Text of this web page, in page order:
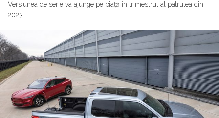
Versiunea de serie va ajunge pe piață în trimestrul al patrulea din
2023.